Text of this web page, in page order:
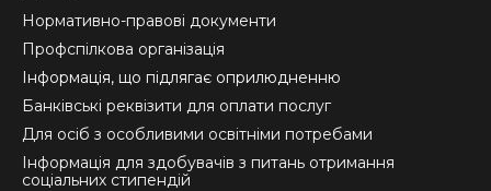
Нормативно-правові документи
Профспілкова організація
Інформація, що підлягає оприлюдненню
Банківські реквізити для оплати послуг
Для осіб з особливими освітніми потребами
Інформація для здобувачів з питань отримання
соціальних стипендій